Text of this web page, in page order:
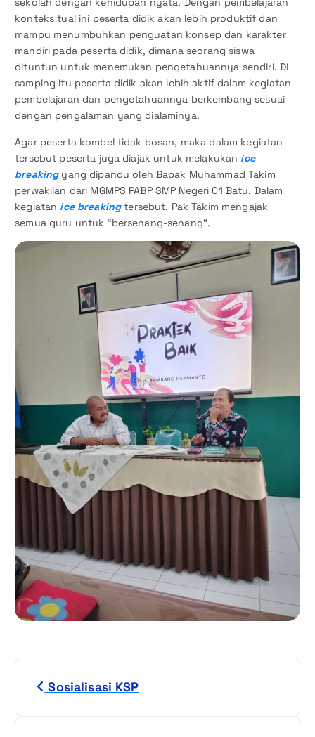
konteks tual ini peserta didik akan lebih produktif dan
mampu menumbuhkan penguatan konsep dan karakter
mandiri pada peserta didik, dimana seorang siswa
dituntun untuk menemukan pengetahuannya sendiri. Di
samping itu peserta didik akan lebih aktif dalam kegiatan
pembelajaran dan pengetahuannya berkembang sesuai
dengan pengalaman yang dialaminya.
Agar peserta kombel tidak bosan, maka dalam kegiatan
tersebut peserta juga diajak untuk melakukan ice
breaking yang dipandu oleh Bapak Muhammad Takim
perwakilan dari MGMPS PABP SMP Negeri 01 Batu. Dalam
kegiatan ice breakingtersebut, Pak Takim mengajak
semua guru untuk “bersenang-senang”.
Sosialisasi KSP